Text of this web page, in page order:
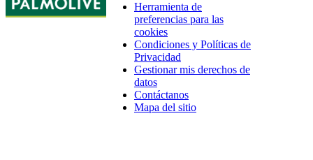
Herramienta de
preferencias para las
cookies
Condiciones y Políticas de
Privacidad
Gestionar mis derechos de
datos
Contáctanos
Mapa del sitio